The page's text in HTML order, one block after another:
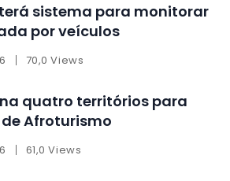
sistema para monitorar
por veículos
70,0 Views
quatro territórios para
Afroturismo
61,0 Views